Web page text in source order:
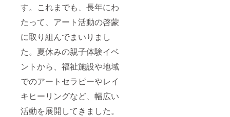
す。これまでも、長年にわ
たって、アート活動の啓蒙
に取り組んでまいりまし
た。夏休みの親子体験イベ
ントから、福祉施設や地域
でのアートセラピーやレイ
キヒーリングなど、幅広い
活動を展開してきました。